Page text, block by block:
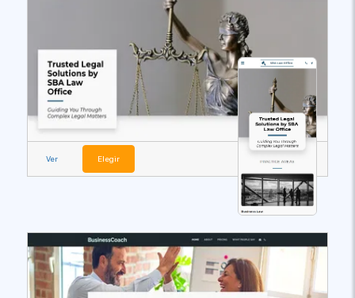
Ver Elegir